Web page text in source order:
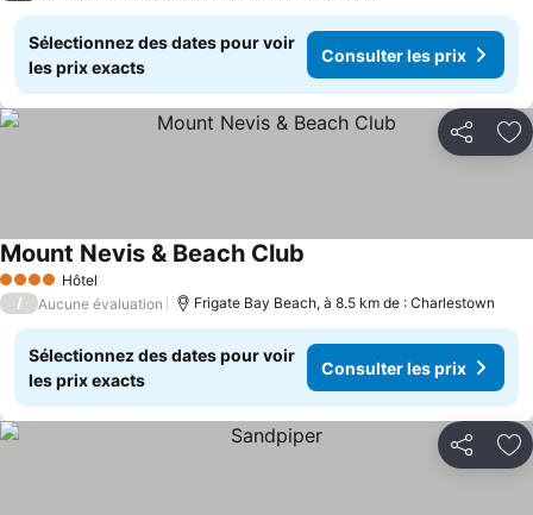
Sélectionnez des dates pour voir
les prix exacts
Consulter les prix
Partager
4 Étoiles Hôtel
Mount Nevis & Beach Club
/ Aucune évaluation Frigate Bay Beach, à 8.5 km de : Charlestown
Sélectionnez des dates pour voir
les prix exacts
Consulter les prix
Partager